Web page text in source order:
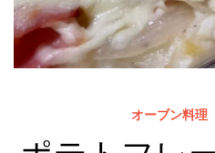
オーブン料理